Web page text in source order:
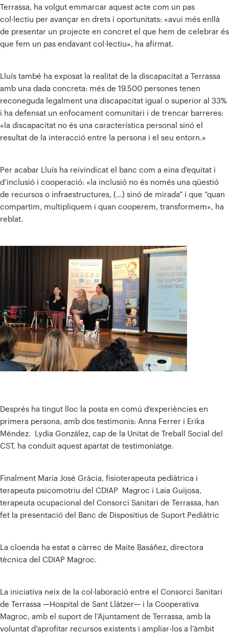
Terrassa, ha volgut emmarcar aquest acte com un pas
col·lectiu per avançar en drets i oportunitats: «avui més enllà
de presentar un projecte en concret el que hem de celebrar és
que fem un pas endavant col·lectiu», ha afirmat.
Lluís també ha exposat la realitat de la discapacitat a Terrassa
amb una dada concreta: més de 19.500 persones tenen
reconeguda legalment una discapacitat igual o superior al 33%
i ha defensat un enfocament comunitari i de trencar barreres:
«la discapacitat no és una característica personal sinó el
resultat de la interacció entre la persona i el seu entorn.»
Per acabar Lluís ha reivindicat el banc com a eina d’equitat i
d’inclusió i cooperació: «la inclusió no és només una qüestió
de recursos o infraestructures, (…) sinó de mirada” i que “quan
compartim, multipliquem i quan cooperem, transformem», ha
reblat.
Després ha tingut lloc la posta en comú d’experiències en
primera persona, amb dos testimonis: Anna Ferrer i Erika
Méndez. Lydia González, cap de la Unitat de Treball Social del
CST, ha conduit aquest apartat de testimoniatge.
Finalment Maria José Gràcia, fisioterapeuta pediàtrica i
terapeuta psicomotriu del CDIAP Magroc i Laia Guijosa,
terapeuta ocupacional del Consorci Sanitari de Terrassa, han
fet la presentació del Banc de Dispositius de Suport Pediàtric
La cloenda ha estat a càrrec de Maite Basáñez, directora
tècnica del CDIAP Magroc.
La iniciativa neix de la col·laboració entre el Consorci Sanitari
de Terrassa —Hospital de Sant Llàtzer— i la Cooperativa
Magroc, amb el suport de l’Ajuntament de Terrassa, amb la
voluntat d’aprofitar recursos existents i ampliar-los a l’àmbit